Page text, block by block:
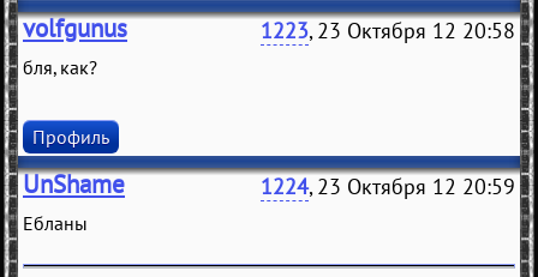
volfgunus 1223, 23 Октября 12 20:58
бля, как?
Профиль
UnShame 1224, 23 Октября 12 20:59
Ебланы